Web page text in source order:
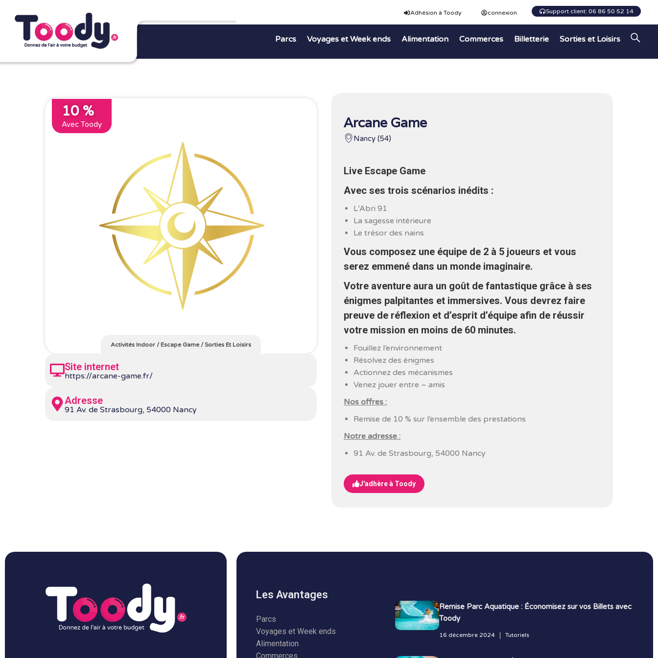
Adhésion à Toody connexion Support client: 06 86 50 52 14
Parcs Voyages et Week ends Alimentation Commerces Billetterie Sorties et Loisirs
10 %
Avec Toody
Activités Indoor/Escape Game/Sorties Et Loisirs
Site internet
https://arcane-game.fr/
Adresse
91 Av. de Strasbourg, 54000 Nancy
Arcane Game
Nancy (54)
Live Escape Game
Avec ses trois scénarios inédits :
L’Abri 91
La sagesse intérieure
Le trésor des nains
Vous composez une équipe de 2 à 5 joueurs et vous
serez emmené dans un monde imaginaire.
Votre aventure aura un goût de fantastique grâce à ses
énigmes palpitantes et immersives. Vous devrez faire
preuve de réflexion et d’esprit d’équipe afin de réussir
votre mission en moins de 60 minutes.
Fouillez l’environnement
Résolvez des énigmes
Actionnez des mécanismes
Venez jouer entre – amis
Nos offres :
Remise de 10 % sur l’ensemble des prestations
Notre adresse :
91 Av. de Strasbourg, 54000 Nancy
J'adhère à Toody
Les Avantages
Parcs
Voyages et Week ends
Alimentation
Commerces
Remise Parc Aquatique : Économisez sur vos Billets avec
Toody
16 décembre 2024 Tutoriels